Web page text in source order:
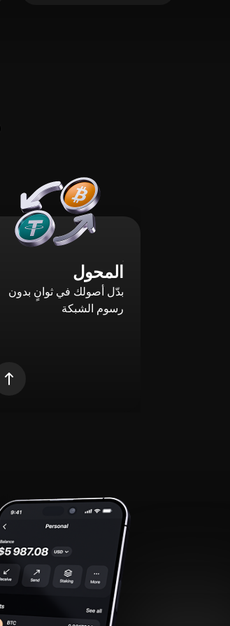
المحول
بدّل أصولك في ثوانٍ بدون
رسوم الشبكة